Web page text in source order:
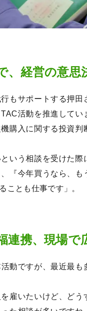
、経営の意思
もサポートする押田
活動を推進して
購入に関する投資判
いう相談を受けた
『今年買うなら、
ことも仕事です」。
連携、現場で
動ですが、最近最も
雇いたいけど、どう